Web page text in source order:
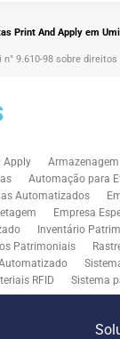
Print And Apply em
n° 9.610-98 sobre
Apply
Automação para
Automatizados
Empresa
Inventário
Patrimoniais
RFID
Sistema
Industrial